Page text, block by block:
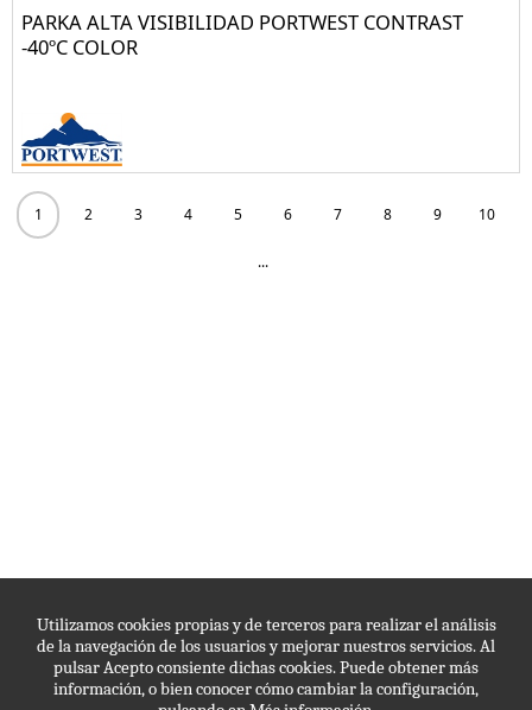
Utilizamos cookies propias y de terceros para realizar el análisis
de la navegación de los usuarios y mejorar nuestros servicios. Al
pulsar Acepto consiente dichas cookies. Puede obtener más
información, o bien conocer cómo cambiar la configuración,
PARKA ALTA VISIBILIDAD PORTWEST CONTRAST
-40ºC COLOR
1 2 3 4 5 6 7 8 9 10
...